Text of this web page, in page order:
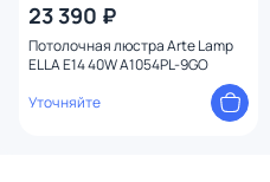
23 390 ₽
Потолочная люстра Arte Lamp
ELLA E14 40W A1054PL-9GO
Уточняйте